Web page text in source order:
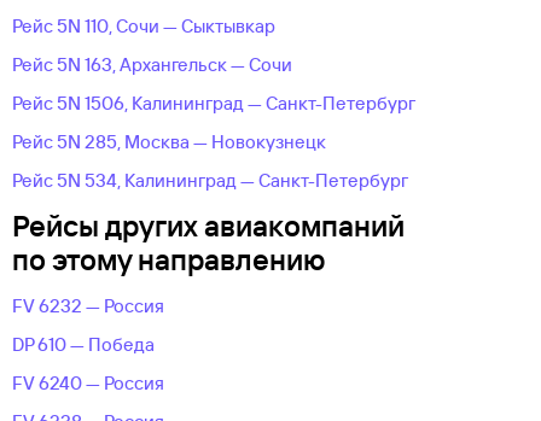
Рейс 5N 110, Сочи — Сыктывкар
Рейс 5N 163, Архангельск — Сочи
Рейс 5N 1506, Калининград — Санкт-Петербург
Рейс 5N 285, Москва — Новокузнецк
Рейс 5N 534, Калининград — Санкт-Петербург
Рейсы других авиакомпаний
по этому направлению
FV 6232 — Россия
DP 610 — Победа
FV 6240 — Россия